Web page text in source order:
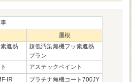
屋根
遮熱
超低汚染無機フッ素遮熱
プラン
アステックペイント
IR
プラチナ無機コート700JY